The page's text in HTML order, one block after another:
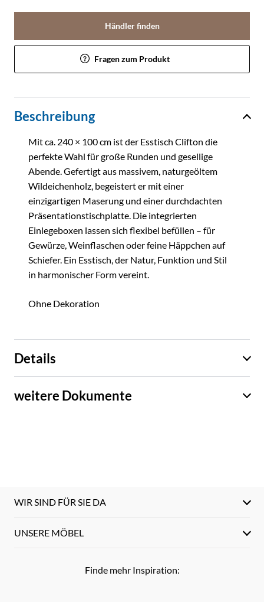
Händler finden
Fragen zum Produkt
Beschreibung
Mit ca. 240 × 100 cm ist der Esstisch Clifton die
perfekte Wahl für große Runden und gesellige
Abende. Gefertigt aus massivem, naturgeöltem
Wildeichenholz, begeistert er mit einer
einzigartigen Maserung und einer durchdachten
Präsentationstischplatte. Die integrierten
Einlegeboxen lassen sich flexibel befüllen – für
Gewürze, Weinflaschen oder feine Häppchen auf
Schiefer. Ein Esstisch, der Natur, Funktion und Stil
in harmonischer Form vereint.
Ohne Dekoration
Details
weitere Dokumente
WIR SIND FÜR SIE DA
UNSERE MÖBEL
Finde mehr Inspiration: